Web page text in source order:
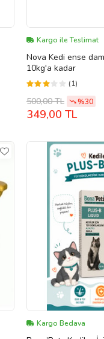
Kargo ile Teslimat
Nova Kedi ense
10kg'a kadar
(1)
500,00 TL %30
349,00 TL
Kargo Bedava